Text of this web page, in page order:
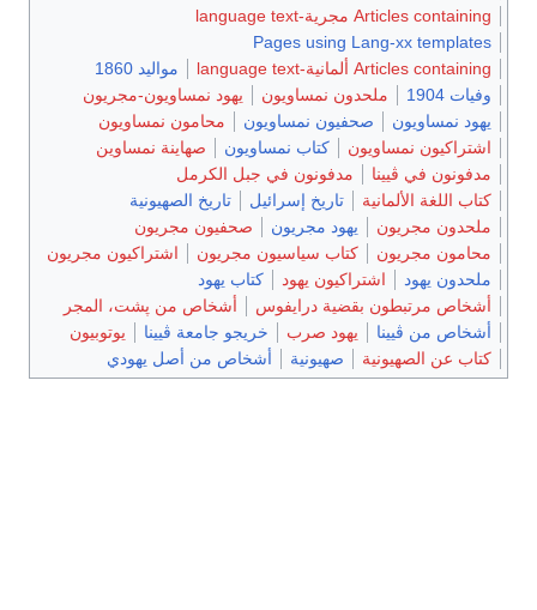
Articles containing مجرية-language text
Pages using Lang-xx templates
Articles containing ألمانية-language text
مواليد 1860
وفيات 1904
ملحدون نمساويون
يهود نمساويون-مجريون
يهود نمساويون
صحفيون نمساويون
محامون نمساويون
اشتراكيون نمساويون
كتاب نمساويون
صهاينة نمساوين
مدفونون في ڤيينا
مدفونون في جبل الكرمل
كتاب اللغة الألمانية
تاريخ إسرائيل
تاريخ الصهيونية
ملحدون مجريون
يهود مجريون
صحفيون مجريون
محامون مجريون
كتاب سياسيون مجريون
اشتراكيون مجريون
ملحدون يهود
اشتراكيون يهود
كتاب يهود
أشخاص مرتبطون بقضية درايفوس
أشخاص من پشت، المجر
أشخاص من ڤيينا
يهود صرب خريجو جامعة ڤيينا
يوتوبيون
كتاب عن الصهيونية
صهيونية أشخاص من أصل يهودي